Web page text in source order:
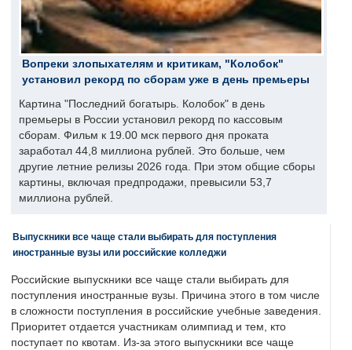
Вопреки злопыхателям и критикам, "Колобок"
установил рекорд по сборам уже в день премьеры
Картина "Последний богатырь. Колобок" в день
премьеры в России установил рекорд по кассовым
сборам. Фильм к 19.00 мск первого дня проката
заработал 44,8 миллиона рублей. Это больше, чем
другие летние релизы 2026 года. При этом общие сборы
картины, включая предпродажи, превысили 53,7
миллиона рублей.
Выпускники все чаще стали выбирать для поступления
иностранные вузы или российские колледжи
Российские выпускники все чаще стали выбирать для
поступления иностранные вузы. Причина этого в том числе
в сложности поступления в российские учебные заведения.
Приоритет отдается участникам олимпиад и тем, кто
поступает по квотам. Из-за этого выпускники все чаще